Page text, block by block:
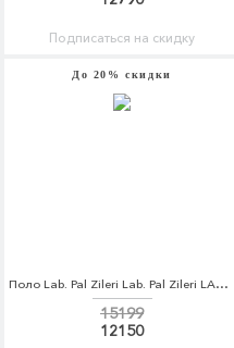
Подписаться на скидку
До 20% скидки
Поло Lab. Pal Zileri Lab. Pal Zileri LA059EMCEJL4
15199
12150